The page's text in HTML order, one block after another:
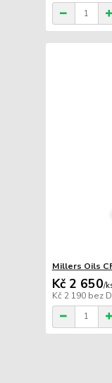
Millers Oils
Kč 2 650/
Kč 2 190 bez